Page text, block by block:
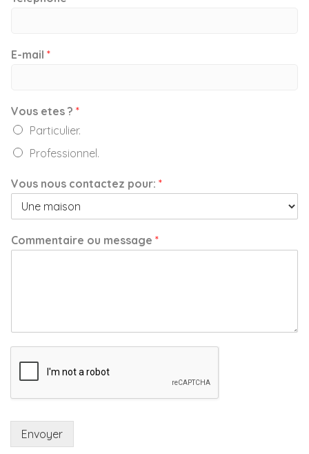
E-mail *
Vous etes ? *
Particulier.
Professionnel.
Vous nous contactez pour: *
Commentaire ou message *
Envoyer